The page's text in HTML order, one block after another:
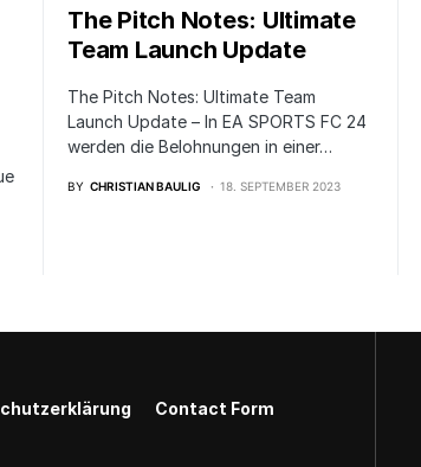
The Pitch Notes: Ultimate
Team Launch Update
The Pitch Notes: Ultimate Team
Launch Update – In EA SPORTS FC 24
werden die Belohnungen in einer…
BY CHRISTIAN BAULIG 18. SEPTEMBER 2023
Contact Form